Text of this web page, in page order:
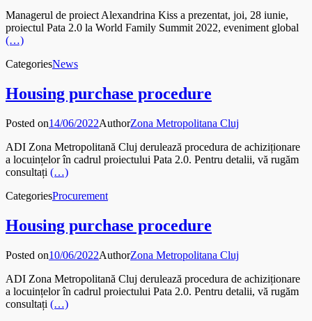
Managerul de proiect Alexandrina Kiss a prezentat, joi, 28 iunie,
proiectul Pata 2.0 la World Family Summit 2022, eveniment global
(…)
CategoriesNews
Housing purchase procedure
Posted on14/06/2022AuthorZona Metropolitana Cluj
ADI Zona Metropolitană Cluj derulează procedura de achiziționare
a locuințelor în cadrul proiectului Pata 2.0. Pentru detalii, vă rugăm
consultați (…)
CategoriesProcurement
Housing purchase procedure
Posted on10/06/2022AuthorZona Metropolitana Cluj
ADI Zona Metropolitană Cluj derulează procedura de achiziționare
a locuințelor în cadrul proiectului Pata 2.0. Pentru detalii, vă rugăm
consultați (…)